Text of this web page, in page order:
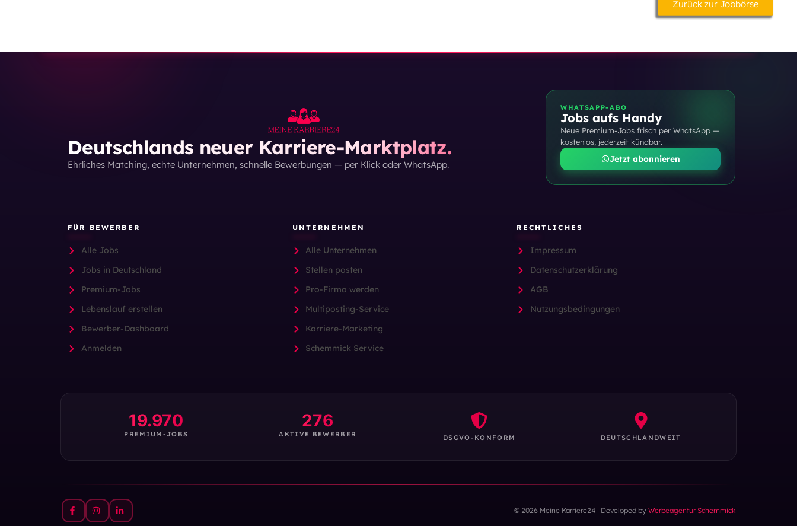
Zurück zur Jobbörse
Deutschlands neuer Karriere-Marktplatz.
Ehrliches Matching, echte Unternehmen, schnelle Bewerbungen — per Klick oder WhatsApp.
WHATSAPP-ABO
Jobs aufs Handy
Neue Premium-Jobs frisch per WhatsApp —
kostenlos, jederzeit kündbar.
Jetzt abonnieren
FÜR BEWERBER
Alle Jobs
Jobs in Deutschland
Premium-Jobs
Lebenslauf erstellen
Bewerber-Dashboard
Anmelden
UNTERNEHMEN
Alle Unternehmen
Stellen posten
Pro-Firma werden
Multiposting-Service
Karriere-Marketing
Schemmick Service
RECHTLICHES
Impressum
Datenschutzerklärung
AGB
Nutzungsbedingungen
19.970
PREMIUM-JOBS
276
AKTIVE BEWERBER DSGVO-KONFORM DEUTSCHLANDWEIT
© 2026 Meine Karriere24 · Developed by Werbeagentur Schemmick